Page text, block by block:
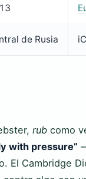
de Rusia
rub como
with pressure”
El Cambridge